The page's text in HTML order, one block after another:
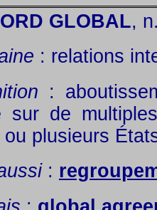
GLOBAL,
: relations
:
sur de
ou plusieurs
: